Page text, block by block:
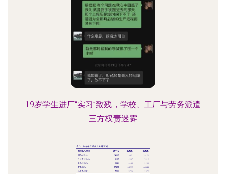
19岁学生进厂“实习”致残，学校、工厂与劳务派遣
三方权责迷雾